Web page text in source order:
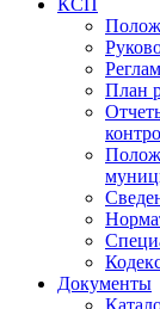
КСП
План
Документы